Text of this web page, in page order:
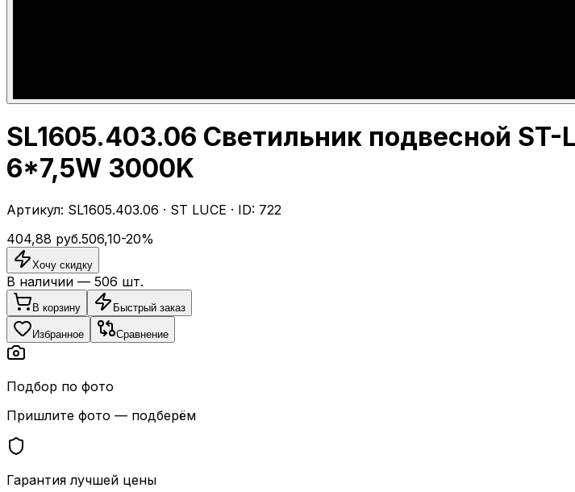
SL1605.403.06 Светильник подвесной
6*7,5W 3000K
Артикул: SL1605.403.06 · ST LUCE · ID: 722
404,88 руб.506,10-20%
Хочу скидку
В наличии — 506 шт.
В корзину Быстрый заказ
Избранное Сравнение
Подбор по фото
Пришлите фото — подберём
Гарантия лучшей цены